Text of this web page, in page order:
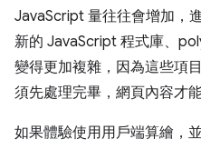
JavaScript 量往往會增加，
新的 JavaScript 程式庫、
變得更加複雜，因為這些項
須先處理完畢，網頁內容才能
如果體驗使用用戶端算繪，